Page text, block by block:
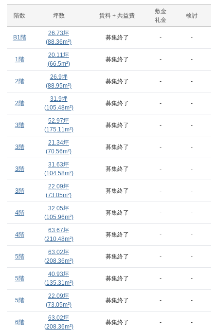
階数 坪数 賃料 + 共益費
敷金
礼金
検討
B1階
26.73坪
(88.36m²)
募集終了 - -
1階
20.11坪
(66.5m²)
募集終了 - -
2階
26.9坪
(88.95m²)
募集終了 - -
2階
31.9坪
(105.48m²)
募集終了 - -
3階
52.97坪
(175.11m²)
募集終了 - -
3階
21.34坪
(70.56m²)
募集終了 - -
3階
31.63坪
(104.58m²)
募集終了 - -
3階
22.09坪
(73.05m²)
募集終了 - -
4階
32.05坪
(105.96m²)
募集終了 - -
4階
63.67坪
(210.48m²)
募集終了 - -
5階
63.02坪
(208.36m²)
募集終了 - -
5階
40.93坪
(135.31m²)
募集終了 - -
5階
22.09坪
(73.05m²)
募集終了 - -
6階
63.02坪
(208.36m²)
募集終了 - -